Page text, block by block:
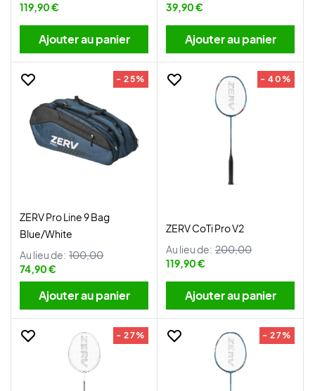
119,90 €
Ajouter au panier
39,90 €
Ajouter au panier
- 25%
ZERV Pro Line 9 Bag
Blue/White
Au lieu de: 100,00
74,90 €
Ajouter au panier
- 40%
ZERV CoTi Pro V2
Au lieu de: 200,00
119,90 €
Ajouter au panier
- 27% - 27%